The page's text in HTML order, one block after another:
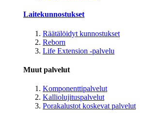
Laitekunnostukset
Räätälöidyt kunnostukset
Reborn
Life Extension -palvelu
Muut palvelut
Komponenttipalvelut
Kalliolujituspalvelut
Porakalustot koskevat palvelut